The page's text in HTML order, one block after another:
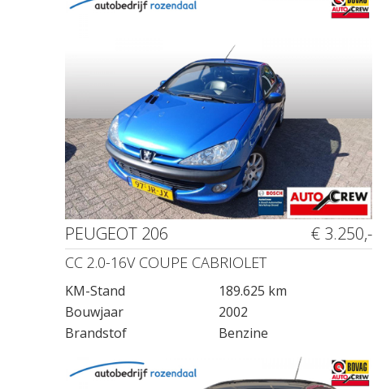
PEUGEOT 206 € 3.250,-
CC 2.0-16V COUPE CABRIOLET
KM-Stand
189.625 km
Bouwjaar
2002
Brandstof
Benzine